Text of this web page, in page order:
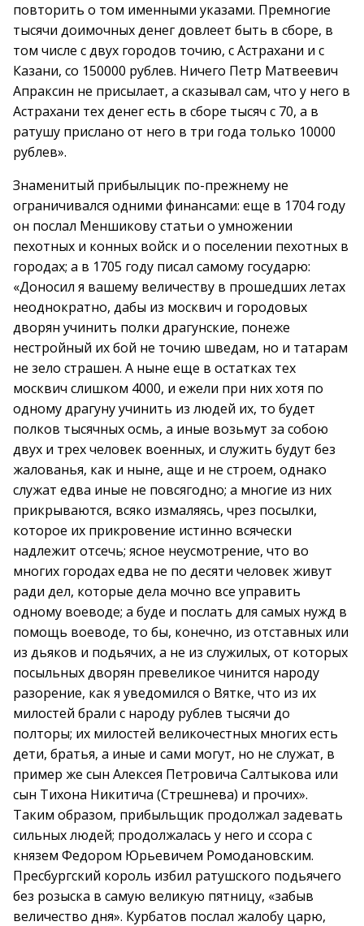
повторить о том именными указами. Премногие
тысячи доимочных денег довлеет быть в сборе, в
том числе с двух городов точию, с Астрахани и с
Казани, со 150000 рублев. Ничего Петр Матвеевич
Апраксин не присылает, а сказывал сам, что у него в
Астрахани тех денег есть в сборе тысяч с 70, а в
ратушу прислано от него в три года только 10000
рублев».
Знаменитый прибылыцик по-прежнему не
ограничивался одними финансами: еще в 1704 году
он послал Меншикову статьи о умножении
пехотных и конных войск и о поселении пехотных в
городах; а в 1705 году писал самому государю:
«Доносил я вашему величеству в прошедших летах
неоднократно, дабы из москвич и городовых
дворян учинить полки драгунские, понеже
нестройный их бой не точию шведам, но и татарам
не зело страшен. А ныне еще в остатках тех
москвич слишком 4000, и ежели при них хотя по
одному драгуну учинить из людей их, то будет
полков тысячных осмь, а иные возьмут за собою
двух и трех человек военных, и служить будут без
жалованья, как и ныне, аще и не строем, однако
служат едва иные не повсягодно; а многие из них
прикрываются, всяко измаляясь, чрез посылки,
которое их прикровение истинно всячески
надлежит отсечь; ясное неусмотрение, что во
многих городах едва не по десяти человек живут
ради дел, которые дела мочно все управить
одному воеводе; а буде и послать для самых нужд в
помощь воеводе, то бы, конечно, из отставных или
из дьяков и подьячих, а не из служилых, от которых
посыльных дворян превеликое чинится народу
разорение, как я уведомился о Вятке, что из их
милостей брали с народу рублев тысячи до
полторы; их милостей великочестных многих есть
дети, братья, а иные и сами могут, но не служат, в
пример же сын Алексея Петровича Салтыкова или
сын Тихона Никитича (Стрешнева) и прочих».
Таким образом, прибыльщик продолжал задевать
сильных людей; продолжалась у него и ссора с
князем Федором Юрьевичем Ромодановским.
Пресбургский король избил ратушского подьячего
без розыска в самую великую пятницу, «забыв
величество дня». Курбатов послал жалобу царю,